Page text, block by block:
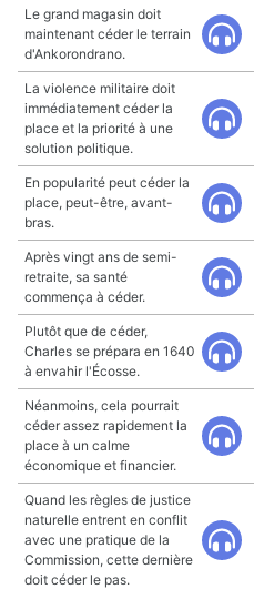
Le grand magasin doit
maintenant céder le terrain
d'Ankorondrano.
La violence militaire doit
immédiatement céder la
place et la priorité à une
solution politique.
En popularité peut céder la
place, peut-être, avant-
bras.
Après vingt ans de semi-
retraite, sa santé
commença à céder.
Plutôt que de céder,
Charles se prépara en 1640
à envahir l'Écosse.
Néanmoins, cela pourrait
céder assez rapidement la
place à un calme
économique et financier.
Quand les règles de justice
naturelle entrent en conflit
avec une pratique de la
Commission, cette dernière
doit céder le pas.